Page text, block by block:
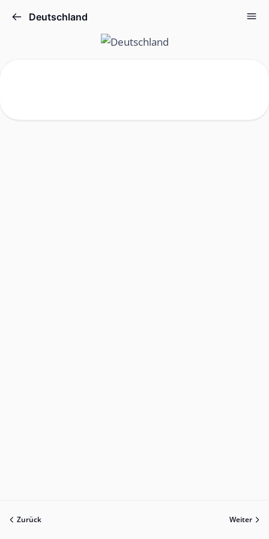
Deutschland
Zurück Weiter